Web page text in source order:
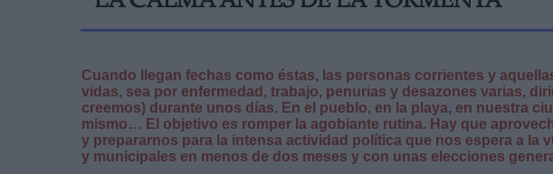
Cuando llegan fechas como éstas, las personas corrientes y
vidas, sea por enfermedad, trabajo, penurias y desazones varias,
creemos) durante unos días. En el pueblo, en la playa, en nuestra
mismo… El objetivo es romper la agobiante rutina. Hay que
y prepararnos para la intensa actividad política que nos espera a la
y municipales en menos de dos meses y con unas elecciones
link
Información adicional
link